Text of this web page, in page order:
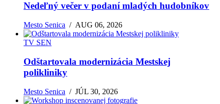
Nedeľný večer v podaní mladých hudobníkov
Mesto Senica /AUG 06, 2026
TV SEN
Odštartovala modernizácia Mestskej
polikliniky
Mesto Senica /JÚL 30, 2026